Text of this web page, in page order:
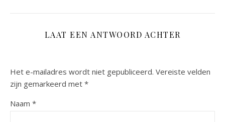
LAAT EEN ANTWOORD ACHTER
Het e-mailadres wordt niet gepubliceerd. Vereiste velden
zijn gemarkeerd met *
Naam *